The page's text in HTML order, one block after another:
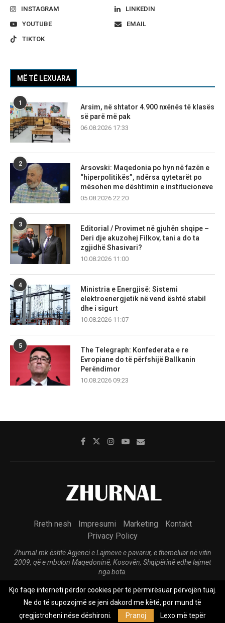
INSTAGRAM
LINKEDIN
YOUTUBE
EMAIL
TIKTOK
MË TË LEXUARA
1
Arsim, në shtator 4.900 nxënës të klasës
së parë më pak
06.08.2026 17:33
2
Arsovski: Maqedonia po hyn në fazën e
“hiperpolitikës”, ndërsa qytetarët po
mësohen me dështimin e institucioneve
05.08.2026 22:20
3
Editorial / Provimet në gjuhën shqipe –
Deri dje akuzohej Filkov, tani a do ta
zgjidhë Shasivari?
10.08.2026 11:00
4
Ministria e Energjisë: Sistemi
elektroenergjetik në vend është stabil
dhe i sigurt
10.08.2026 11:07
5
The Telegraph: Konfederata e re
Evropiane do të përfshijë Ballkanin
Perëndimor
10.08.2026 09:23
Rreth nesh Impresumi Marketing
Kontakt
Privacy Policy
Zhurnal.mk është Agjenci e Lajmeve e pavarur, e themeluar në vitin
2009, që e mbulon Maqedoninë, Kosovën, Shqipërinë edhe lajmet
nga bota.
@2026 - All Right Reserved. Designed and Developed by
Anet.Com.Mk
Kjo faqe interneti përdor cookies për të përmirësuar përvojën tuaj.
Ne do të supozojmë se jeni dakord me këtë, por mund të
çregjistroheni nëse dëshironi.
Pranoj Lexo më tepër